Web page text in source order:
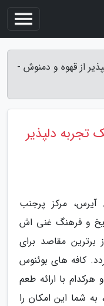
از قهوه و دمنوش -
دلپذیر
آیرس، مرکز پرجنب
و فرهنگ غنی اش
مقاصد برای
کافه های بوئنوس
هرکدام با ارائه طعم
شما این امکان را